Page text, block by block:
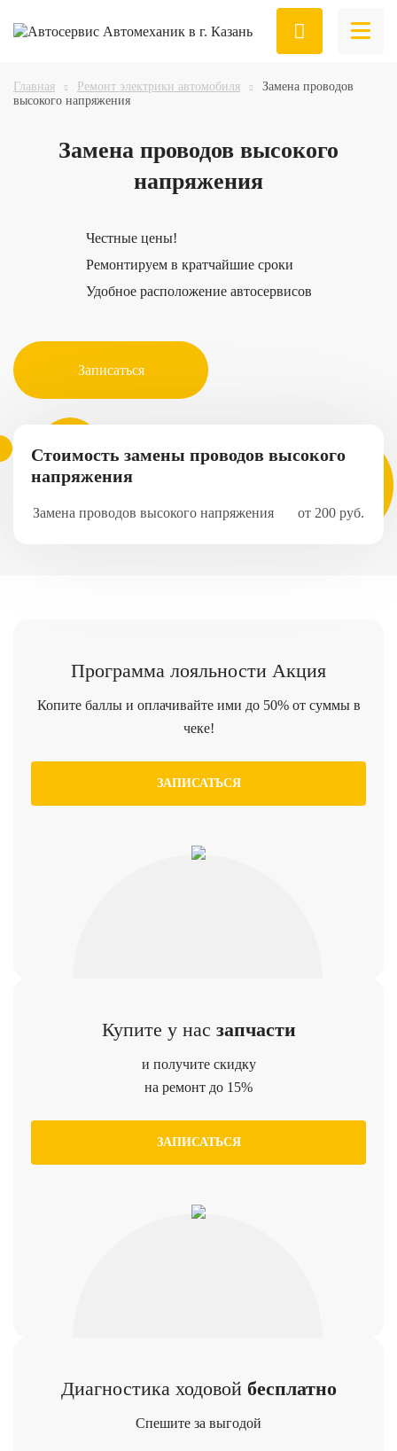
Главная Ремонт электрики автомобиля
Замена проводов
высокого напряжения
Замена проводов высокого
напряжения
Честные цены!
Ремонтируем в кратчайшие сроки
Удобное расположение автосервисов
Записаться
Стоимость замены проводов высокого
напряжения
Замена проводов высокого напряжения от 200 руб.
Программа лояльности Акция
Копите баллы и оплачивайте ими до 50% от суммы в
чеке!
ЗАПИСАТЬСЯ
Купите у нас запчасти
и получите скидку
на ремонт до 15%
ЗАПИСАТЬСЯ
Диагностика ходовой бесплатно
Спешите за выгодой